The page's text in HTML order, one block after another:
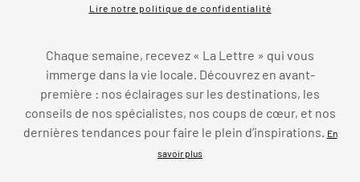
Lire notre politique de confidentialité
Chaque semaine, recevez « La Lettre » qui vous
immerge dans la vie locale. Découvrez en avant-
première : nos éclairages sur les destinations, les
conseils de nos spécialistes, nos coups de cœur, et nos
dernières tendances pour faire le plein d’inspirations. En
savoir plus